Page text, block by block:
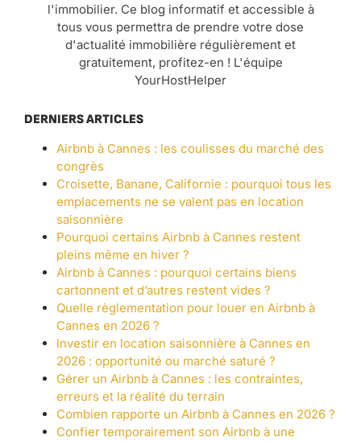
l'immobilier. Ce blog informatif et accessible à
tous vous permettra de prendre votre dose
d'actualité immobilière régulièrement et
gratuitement, profitez-en ! L'équipe
YourHostHelper
DERNIERS ARTICLES
Airbnb à Cannes : les coulisses du marché des
congrès
Croisette, Banane, Californie : pourquoi tous les
emplacements ne se valent pas en location
saisonnière
Pourquoi certains Airbnb à Cannes restent
pleins même en hiver ?
Airbnb à Cannes : pourquoi certains biens
cartonnent et d’autres restent vides ?
Quelle règlementation pour louer en Airbnb à
Cannes en 2026 ?
Investir en location saisonnière à Cannes en
2026 : opportunité ou marché saturé ?
Gérer un Airbnb à Cannes : les contraintes,
erreurs et la réalité du terrain
Combien rapporte un Airbnb à Cannes en 2026 ?
Confier temporairement son Airbnb à une